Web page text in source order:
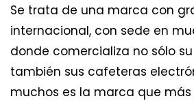
Se trata de una marca con
internacional, con sede en
donde comercializa no sólo
también sus cafeteras
muchos es la marca que